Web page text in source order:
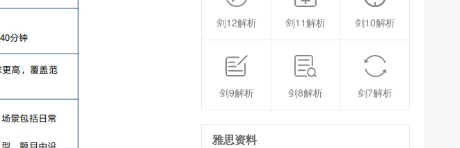
剑12解析 剑11解析 剑10解析
剑9解析 剑8解析 剑7解析
雅思资料